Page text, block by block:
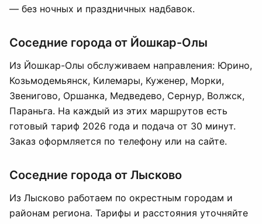
— без ночных и праздничных надбавок.
Соседние города от Йошкар-Олы
Из Йошкар-Олы обслуживаем направления: Юрино,
Козьмодемьянск, Килемары, Куженер, Морки,
Звенигово, Оршанка, Медведево, Сернур, Волжск,
Параньга. На каждый из этих маршрутов есть
готовый тариф 2026 года и подача от 30 минут.
Заказ оформляется по телефону или на сайте.
Соседние города от Лысково
Из Лысково работаем по окрестным городам и
районам региона. Тарифы и расстояния уточняйте